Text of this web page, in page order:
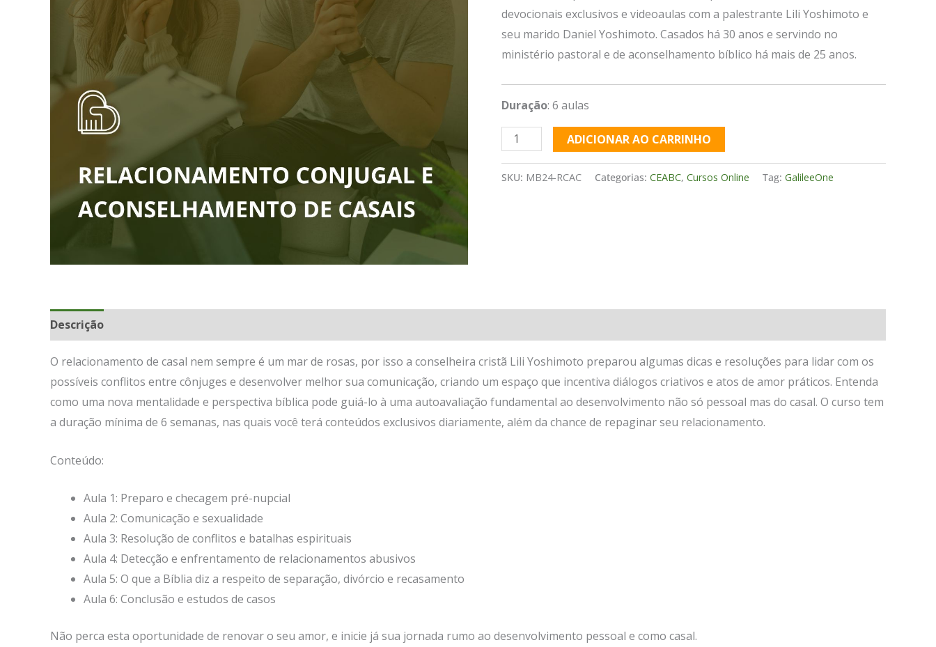
devocionais exclusivos e videoaulas com a palestrante Lili Yoshimoto e
seu marido Daniel Yoshimoto. Casados há 30 anos e servindo no
ministério pastoral e de aconselhamento bíblico há mais de 25 anos.
Duração: 6 aulas
ADICIONAR AO CARRINHO
SKU: MB24-RCAC Categorias: CEABC, Cursos Online Tag: GalileeOne
Descrição
O relacionamento de casal nem sempre é um mar de rosas, por isso a conselheira cristã Lili Yoshimoto preparou algumas dicas e resoluções para lidar com os
possíveis conflitos entre cônjuges e desenvolver melhor sua comunicação, criando um espaço que incentiva diálogos criativos e atos de amor práticos. Entenda
como uma nova mentalidade e perspectiva bíblica pode guiá-lo à uma autoavaliação fundamental ao desenvolvimento não só pessoal mas do casal. O curso tem
a duração mínima de 6 semanas, nas quais você terá conteúdos exclusivos diariamente, além da chance de repaginar seu relacionamento.
Conteúdo:
Aula 1: Preparo e checagem pré-nupcial
Aula 2: Comunicação e sexualidade
Aula 3: Resolução de conflitos e batalhas espirituais
Aula 4: Detecção e enfrentamento de relacionamentos abusivos
Aula 5: O que a Bíblia diz a respeito de separação, divórcio e recasamento
Aula 6: Conclusão e estudos de casos
Não perca esta oportunidade de renovar o seu amor, e inicie já sua jornada rumo ao desenvolvimento pessoal e como casal.